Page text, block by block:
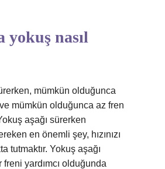
yokuş nasıl
mümkün olduğunca
mümkün olduğunca az fren
aşağı sürerken
en önemli şey, hızınızı
tutmaktır. Yokuş aşağı
yardımcı olduğunda